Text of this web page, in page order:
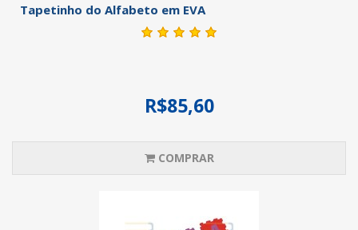
Tapetinho do Alfabeto em EVA
R$85,60
COMPRAR